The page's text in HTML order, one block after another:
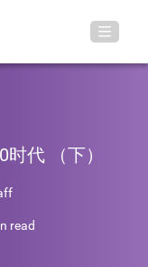
代 （下）
read